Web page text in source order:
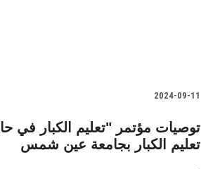
2024-09-11
توصيات مؤتمر "تعليم الكبار في
تعليم الكبار بجامعة عين شمس